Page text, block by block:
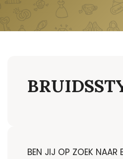
BEN JIJ OP ZOEK NAAR